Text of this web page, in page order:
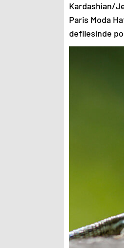
Kardashian/
Paris Moda
defilesinde